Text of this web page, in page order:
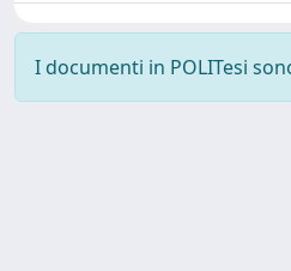
I documenti in POLITesi